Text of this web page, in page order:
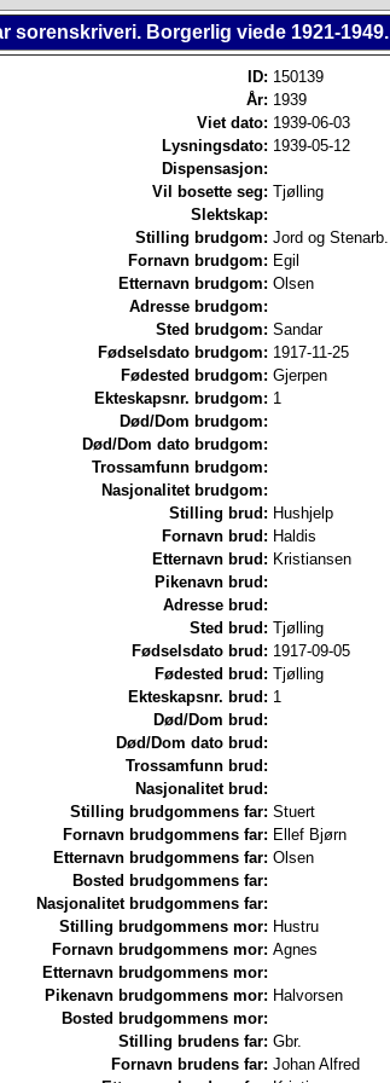
sorenskriveri. Borgerlig viede 1921-1949.
ID: 150139
År: 1939
Viet dato: 1939-06-03
Lysningsdato: 1939-05-12
Dispensasjon:
Vil bosette seg: Tjølling
Slektskap:
Stilling brudgom: Jord og Stenarb.
Fornavn brudgom: Egil
Etternavn brudgom: Olsen
Adresse brudgom:
Sted brudgom: Sandar
Fødselsdato brudgom: 1917-11-25
Fødested brudgom: Gjerpen
Ekteskapsnr. brudgom: 1
Død/Dom brudgom:
Død/Dom dato brudgom:
Trossamfunn brudgom:
Nasjonalitet brudgom:
Stilling brud: Hushjelp
Fornavn brud: Haldis
Etternavn brud: Kristiansen
Pikenavn brud:
Adresse brud:
Sted brud: Tjølling
Fødselsdato brud: 1917-09-05
Fødested brud: Tjølling
Ekteskapsnr. brud: 1
Død/Dom brud:
Død/Dom dato brud:
Trossamfunn brud:
Nasjonalitet brud:
Stilling brudgommens far: Stuert
Fornavn brudgommens far: Ellef Bjørn
Etternavn brudgommens far: Olsen
Bosted brudgommens far:
Nasjonalitet brudgommens far:
Stilling brudgommens mor: Hustru
Fornavn brudgommens mor: Agnes
Etternavn brudgommens mor:
Pikenavn brudgommens mor: Halvorsen
Bosted brudgommens mor:
Stilling brudens far: Gbr.
Fornavn brudens far: Johan Alfred